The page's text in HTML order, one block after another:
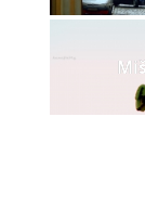
pripomienkové